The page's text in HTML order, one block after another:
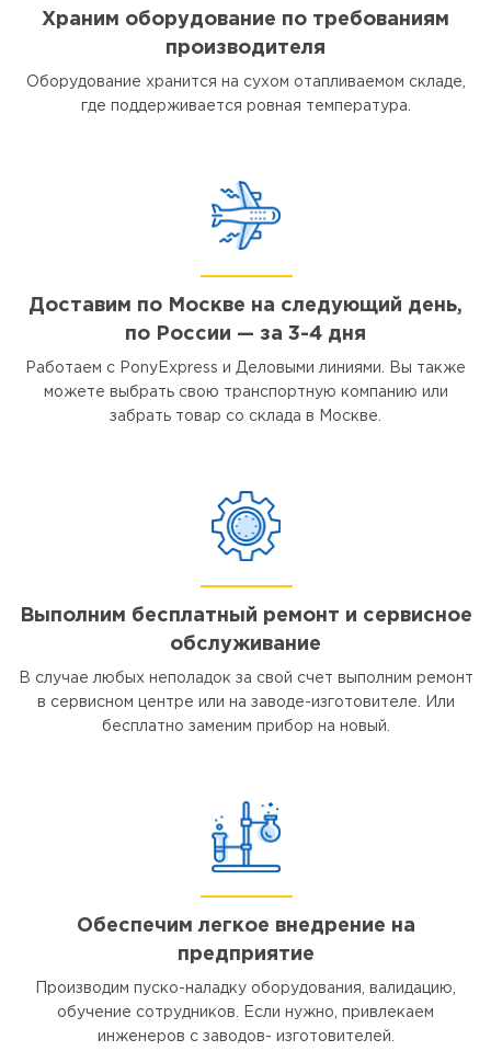
Храним оборудование по требованиям
производителя
Оборудование хранится на сухом отапливаемом складе,
где поддерживается ровная температура.
Доставим по Москве на следующий день,
по России — за 3-4 дня
Работаем с PonyExpress и Деловыми линиями. Вы также
можете выбрать свою транспортную компанию или
забрать товар со склада в Москве.
Выполним бесплатный ремонт и сервисное
обслуживание
В случае любых неполадок за свой счет выполним ремонт
в сервисном центре или на заводе-изготовителе. Или
бесплатно заменим прибор на новый.
Обеспечим легкое внедрение на
предприятие
Производим пуско-наладку оборудования, валидацию,
обучение сотрудников. Если нужно, привлекаем
инженеров с заводов- изготовителей.